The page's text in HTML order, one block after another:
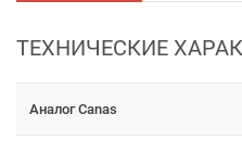
ТЕХНИЧЕСКИЕ
Аналог Canas